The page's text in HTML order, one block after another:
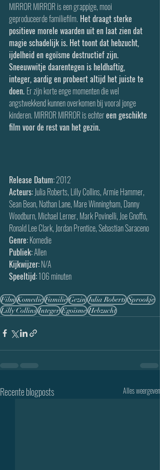
MIRROR MIRROR is een grappige, mooi
geproduceerde familiefilm. Het draagt sterke
positieve morele waarden uit en laat zien dat
magie schadelijk is. Het toont dat hebzucht,
ijdelheid en egoïsme destructief zijn.
Sneeuwwitje daarentegen is heldhaftig,
integer, aardig en probeert altijd het juiste te
doen. Er zijn korte enge momenten die wel
angstwekkend kunnen overkomen bij vooral jonge
kinderen. MIRROR MIRROR is echter een geschikte
film voor de rest van het gezin.
Release Datum: 2012
Acteurs: Julia Roberts, Lilly Collins, Armie Hammer,
Sean Bean, Nathan Lane, Mare Winningham, Danny
Woodburn, Michael Lerner, Mark Povinelli, Joe Gnoffo,
Ronald Lee Clark, Jordan Prentice, Sebastian Saraceno
Genre: Komedie
Publiek: Allen
Kijkwijzer: N/A
Speeltijd: 106 minuten
Film Komedie Familie Gezin Julia Roberts Sprookje
Lilly Collins Integer Egoïsme Hebzucht
Recente blogposts Alles weergeven